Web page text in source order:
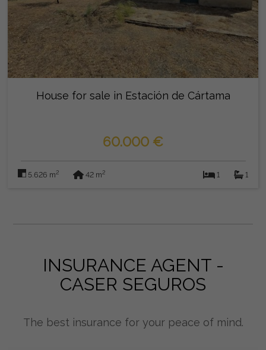
House for sale in Estación de Cártama
60.000 €
5.626 m2 42 m2 1 1
INSURANCE AGENT -
CASER SEGUROS
The best insurance for your peace of mind.